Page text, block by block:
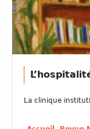
La clinique